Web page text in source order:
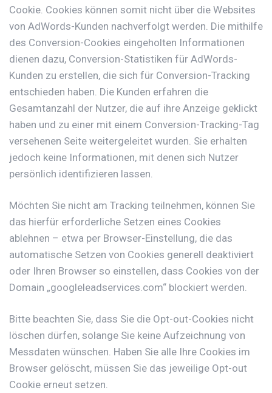
Cookie. Cookies können somit nicht über die Websites
von AdWords-Kunden nachverfolgt werden. Die mithilfe
des Conversion-Cookies eingeholten Informationen
dienen dazu, Conversion-Statistiken für AdWords-
Kunden zu erstellen, die sich für Conversion-Tracking
entschieden haben. Die Kunden erfahren die
Gesamtanzahl der Nutzer, die auf ihre Anzeige geklickt
haben und zu einer mit einem Conversion-Tracking-Tag
versehenen Seite weitergeleitet wurden. Sie erhalten
jedoch keine Informationen, mit denen sich Nutzer
persönlich identifizieren lassen.
Möchten Sie nicht am Tracking teilnehmen, können Sie
das hierfür erforderliche Setzen eines Cookies
ablehnen – etwa per Browser-Einstellung, die das
automatische Setzen von Cookies generell deaktiviert
oder Ihren Browser so einstellen, dass Cookies von der
Domain „googleleadservices.com“ blockiert werden.
Bitte beachten Sie, dass Sie die Opt-out-Cookies nicht
löschen dürfen, solange Sie keine Aufzeichnung von
Messdaten wünschen. Haben Sie alle Ihre Cookies im
Browser gelöscht, müssen Sie das jeweilige Opt-out
Cookie erneut setzen.